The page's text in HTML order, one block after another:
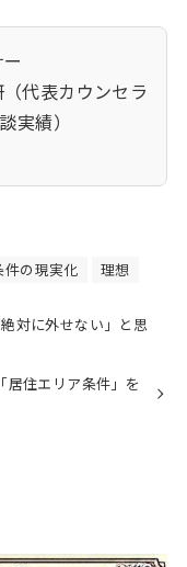
代表カウンセラ
実績）
件の現実化 理想
対に外せない」と思
居住エリア条件」を